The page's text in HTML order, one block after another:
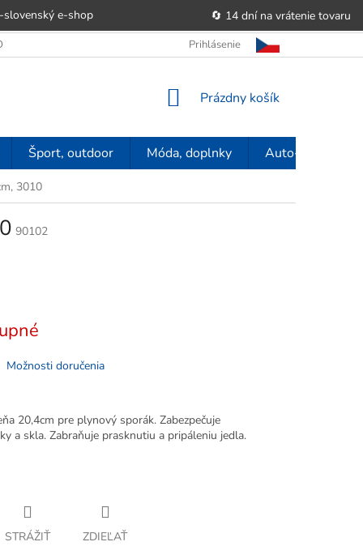
slovenský e‑shop
🔄 14 dní na vrátenie tovaru
OBCHODNÉ PODMIENKY POUČENIE O PRÁVE
Prihlásenie
NÁKUPNÝ
Prázdny košík
Šport, outdoor Móda, doplnky Auto-moto
3010
90102
Možnosti doručenia
20,4cm pre plynový sporák. Zabezpečuje
a skla. Zabraňuje prasknutiu a pripáleniu jedla.
STRÁŽIŤ ZDIEĽAŤ